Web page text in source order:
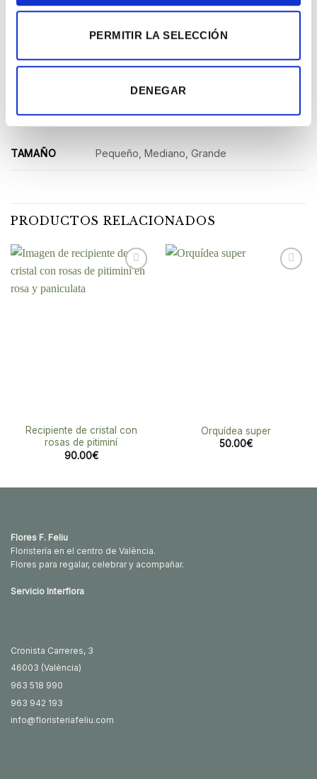
PERMITIR LA SELECCIÓN
DENEGAR
INFORMACIÓN ADICIONAL
VALORACIONES (0)
TAMAÑO Pequeño, Mediano, Grande
PRODUCTOS RELACIONADOS
Recipiente de cristal con
rosas de pitiminí
90.00€
Orquídea super
50.00€
Flores F. Feliu
Floristería en el centro de València.
Flores para regalar, celebrar y acompañar.
Servicio Interflora
Cronista Carreres, 3
46003 (València)
963 518 990
963 942 193
info@floristeriafeliu.com